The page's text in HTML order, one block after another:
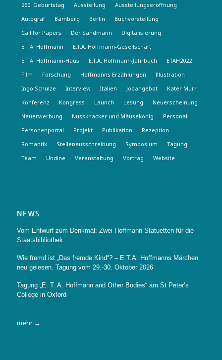
250. Geburtstag Ausstellung
Ausstellungseröffnung
Autograf
Bamberg Berlin
Buchvorstellung
Call for Papers
Der Sandmann
Digitalisierung
E.T.A. Hoffmann
E.T.A. Hoffmann-Gesellschaft
E.T.A. Hoffmann-Haus
E.T.A. Hoffmann-Jahrbuch
ETAH2022
Film
Forschung Hoffmanns Erzählungen
Illustration
Ingo Schulze
Interview Italien Jobangebot
Kater Murr
Konferenz
Kongress Launch Lesung
Neuerscheinung
Neuerwerbung
Nussknacker und Mäusekönig
Personal
Personenportal
Projekt Publikation
Rezeption
Romantik
Stellenausschreibung Symposium
Tagung
Team
Undine Veranstaltung Vortrag Website
NEWS
Vom Entwurf zum Denkmal: Zwei Hoffmann-Statuetten für die
Staatsbibliothek
Wie fremd ist „Das fremde Kind“? – E.T.A. Hoffmanns Märchen
neu gelesen. Tagung vom 29.-30. Oktober 2026
Tagung „E. T. A. Hoffmann and Other Bodies“ am St Peter’s
College in Oxford
mehr →